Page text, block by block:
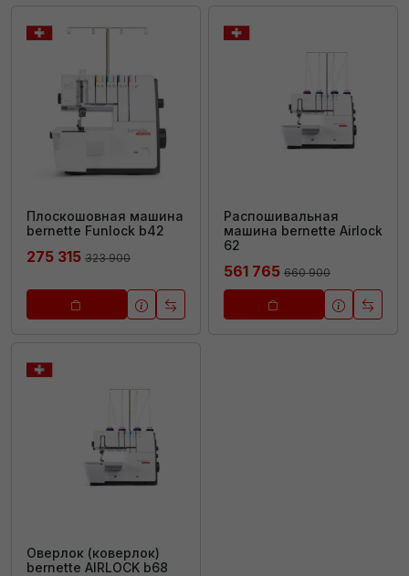
Плоскошовная машина
bernette Funlock b42
275 315 323 900
Распошивальная
машина bernette Airlock
62
561 765 660 900
Оверлок (коверлок)
bernette AIRLOCK b68